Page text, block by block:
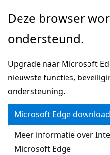
Naar
gaan
Deze browser
ondersteund.
Upgrade naar Microsoft
nieuwste functies,
ondersteuning.
Microsoft Edge
Meer informatie over
Microsoft Edge